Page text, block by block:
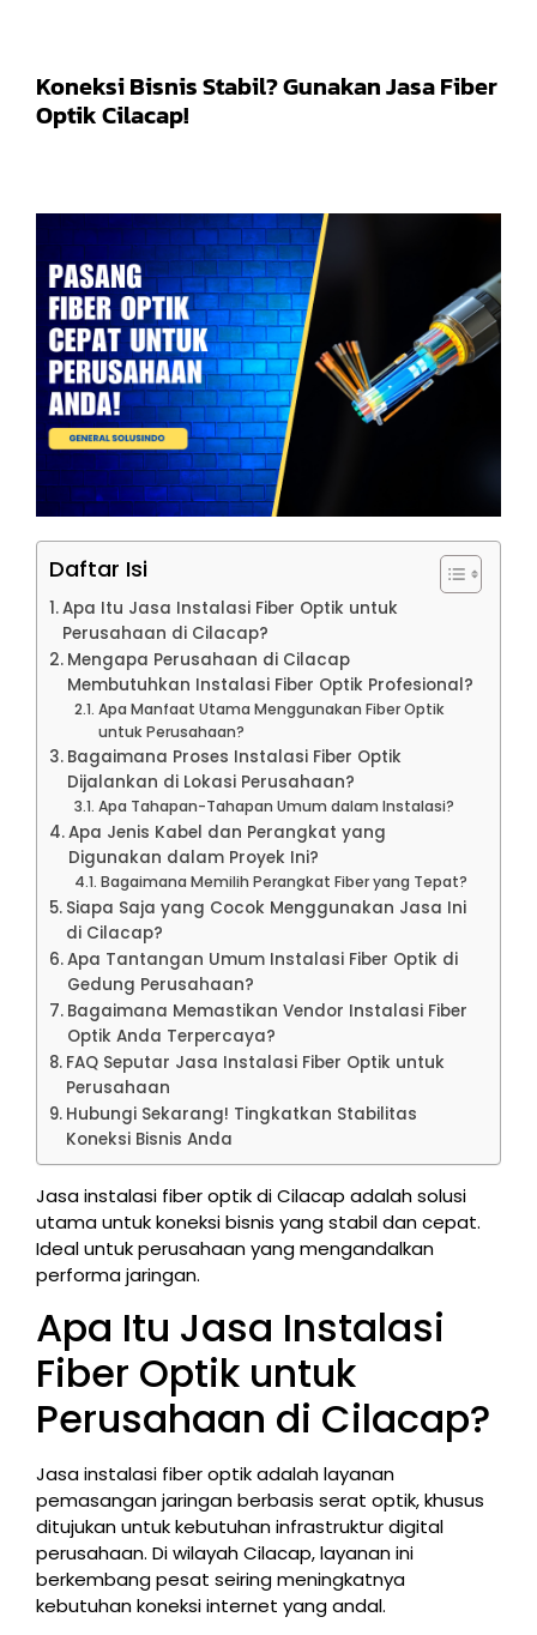
Koneksi Bisnis Stabil? Gunakan Jasa Fiber
Optik Cilacap!
Daftar Isi
Apa Itu Jasa Instalasi Fiber Optik untuk
Perusahaan di Cilacap?
Mengapa Perusahaan di Cilacap
Membutuhkan Instalasi Fiber Optik Profesional?
Apa Manfaat Utama Menggunakan Fiber Optik
untuk Perusahaan?
Bagaimana Proses Instalasi Fiber Optik
Dijalankan di Lokasi Perusahaan?
Apa Tahapan-Tahapan Umum dalam Instalasi?
Apa Jenis Kabel dan Perangkat yang
Digunakan dalam Proyek Ini?
Bagaimana Memilih Perangkat Fiber yang Tepat?
Siapa Saja yang Cocok Menggunakan Jasa Ini
di Cilacap?
Apa Tantangan Umum Instalasi Fiber Optik di
Gedung Perusahaan?
Bagaimana Memastikan Vendor Instalasi Fiber
Optik Anda Terpercaya?
FAQ Seputar Jasa Instalasi Fiber Optik untuk
Perusahaan
Hubungi Sekarang! Tingkatkan Stabilitas
Koneksi Bisnis Anda
Jasa instalasi fiber optik di Cilacap adalah solusi
utama untuk koneksi bisnis yang stabil dan cepat.
Ideal untuk perusahaan yang mengandalkan
performa jaringan.
Apa Itu Jasa Instalasi
Fiber Optik untuk
Perusahaan di Cilacap?
Jasa instalasi fiber optik adalah layanan
pemasangan jaringan berbasis serat optik, khusus
ditujukan untuk kebutuhan infrastruktur digital
perusahaan. Di wilayah Cilacap, layanan ini
berkembang pesat seiring meningkatnya
kebutuhan koneksi internet yang andal.